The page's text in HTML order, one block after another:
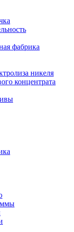
фабрика
никеля
концентрата